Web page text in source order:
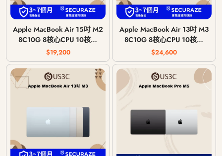
Apple MacBook Air 15吋 M2
8C10G 8核心CPU 10核心
GPU 8G 記憶體 2023年
$19,200
Apple MacBook Air 13吋 M3
8C10G 8核心CPU 10核心
GPU 8G 記憶體 2024年
$24,600